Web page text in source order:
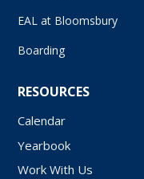
EAL at Bloomsbury
Boarding
RESOURCES
Calendar
Yearbook
Work With Us